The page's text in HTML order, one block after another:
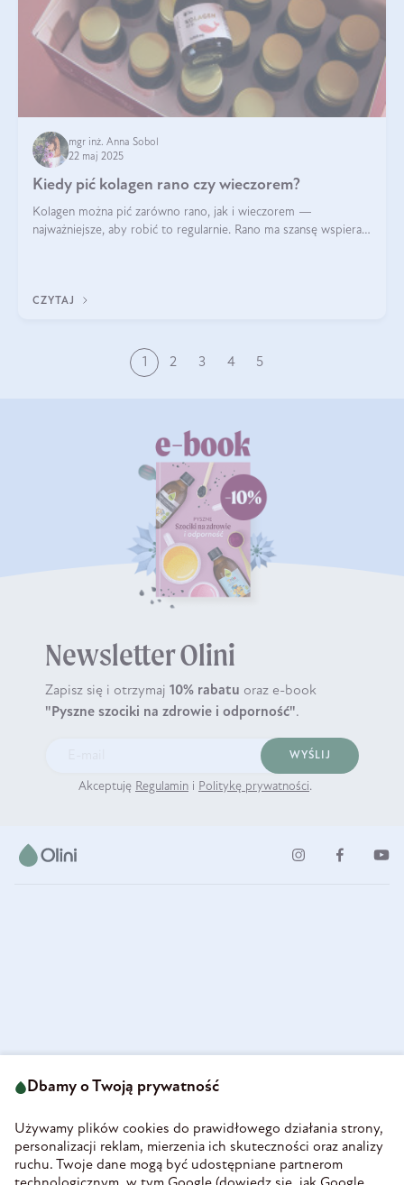
mgr inż. Anna Sobol
22 maj 2025
Kiedy pić kolagen rano czy wieczorem?
Kolagen można pić zarówno rano, jak i wieczorem —
najważniejsze, aby robić to regularnie. Rano ma szansę wspierać
CZYTAJ
1 2 3 4 5
Newsletter Olini
Zapisz się i otrzymaj 10% rabatu oraz e-book
"Pyszne szociki na zdrowie i odporność".
WYŚLIJ
Akceptuję Regulamin i Politykę prywatności.
58-160 Świebodzice
REGON 890213034
INFORMACJE
Dbamy o Twoją prywatność
Używamy plików cookies do prawidłowego działania strony,
personalizacji reklam, mierzenia ich skuteczności oraz analizy
ruchu. Twoje dane mogą być udostępniane partnerom